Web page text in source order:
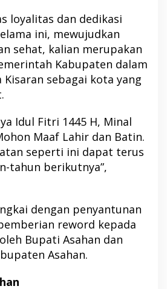
loyalitas dan dedikasi
ini, mewujudkan
sehat, kalian merupakan
Kabupaten dalam
Kisaran sebagai kota yang
Idul Fitri 1445 H, Minal
Maaf Lahir dan Batin.
seperti ini dapat terus
tahun berikutnya”,
dengan penyantunan
reword kepada
Bupati Asahan dan
Asahan.